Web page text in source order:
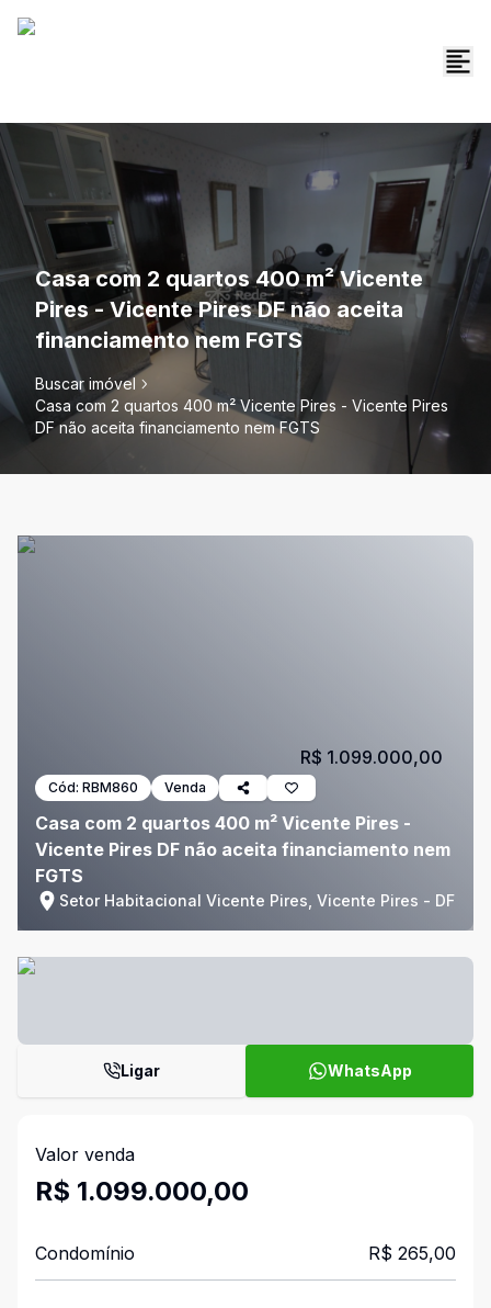
Casa com 2 quartos 400 m² Vicente
Pires - Vicente Pires DF não aceita
financiamento nem FGTS
Buscar imóvel
Casa com 2 quartos 400 m² Vicente Pires - Vicente Pires
DF não aceita financiamento nem FGTS
Cód: RBM860 Venda
Casa com 2 quartos 400 m² Vicente Pires -
Vicente Pires DF não aceita financiamento nem
FGTS
Setor Habitacional Vicente Pires, Vicente Pires - DF
R$ 1.099.000,00
Ligar WhatsApp
Valor venda
R$ 1.099.000,00
Condomínio R$ 265,00